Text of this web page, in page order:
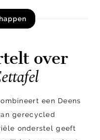
over
een Deens
gerecycled
onderstel geeft